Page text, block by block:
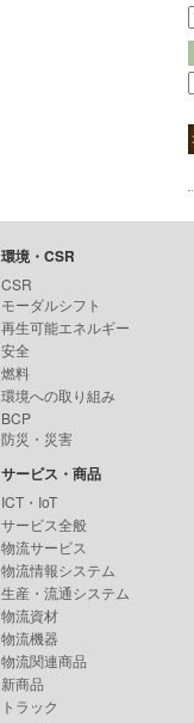
環境・CSR
CSR
モーダルシフト
再生可能エネルギー
安全
燃料
環境への取り組み
BCP
防災・災害
サービス・商品
ICT・IoT
サービス全般
物流サービス
物流情報システム
生産・流通システム
物流資材
物流機器
物流関連商品
新商品
トラック